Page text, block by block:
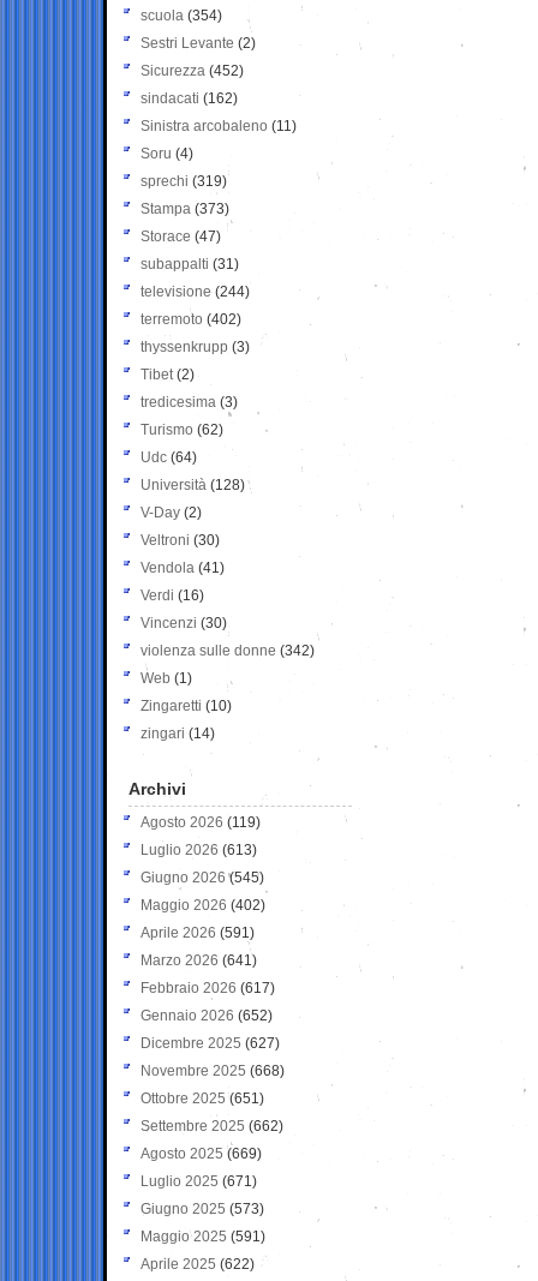
scuola (354)
Sestri Levante (2)
Sicurezza (452)
sindacati (162)
Sinistra arcobaleno (11)
Soru (4)
sprechi (319)
Stampa (373)
Storace (47)
subappalti (31)
televisione(244)
terremoto (402)
thyssenkrupp (3)
Tibet(2)
tredicesima (3)
Turismo (62)
Udc (64)
Università (128)
V-Day (2)
Veltroni (30)
Vendola (41)
Verdi (16)
Vincenzi (30)
violenza sulle donne (342)
Web (1)
Zingaretti (10)
zingari (14)
Archivi
Agosto 2026 (119)
Luglio 2026 (613)
Giugno 2026 (545)
Maggio 2026 (402)
Aprile 2026 (591)
Marzo 2026 (641)
Febbraio 2026 (617)
Gennaio 2026 (652)
Dicembre 2025 (627)
Novembre 2025 (668)
Ottobre 2025 (651)
Settembre 2025 (662)
Agosto 2025 (669)
Luglio 2025 (671)
Giugno 2025 (573)
Maggio 2025 (591)
Aprile 2025 (622)